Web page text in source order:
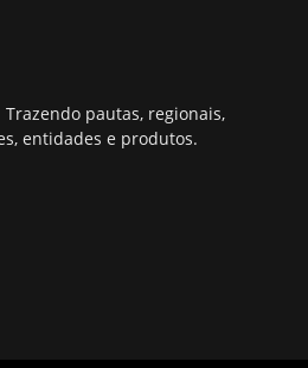
pautas, regionais,
entidades e produtos.